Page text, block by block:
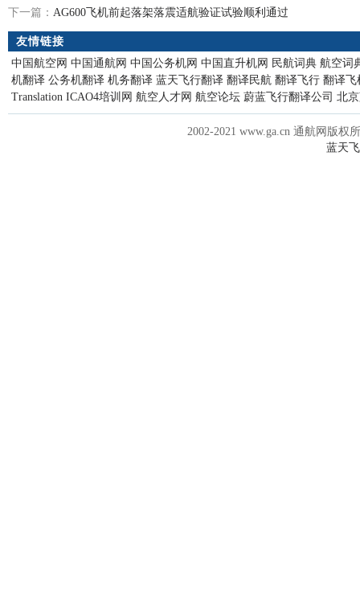
下一篇： AG600飞机前起落架落震适航验证试验顺利通过
友情链接
中国航空网 中国通航网 中国公务机网 中国直升机网 民航词典 航空词
机翻译 公务机翻译 机务翻译 蓝天飞行翻译 翻译民航 翻译飞行 翻译飞
Translation ICAO4培训网 航空人才网 航空论坛 蔚蓝飞行翻译公司 北
2002-2021 www.ga.cn 通航网版权
蓝天